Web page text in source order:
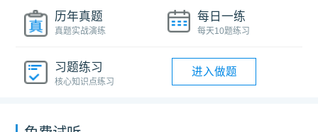
历年真题
真题实战演练
每日一练
每天10题练习
习题练习
核心知识点练习
进入做题